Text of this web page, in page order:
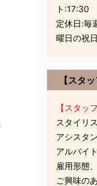
ト:17:30
定休日:毎
曜日の祝日
【スタ
【スタッ
スタイリ
アシスタ
アルバイト
雇用形態
ご興味の